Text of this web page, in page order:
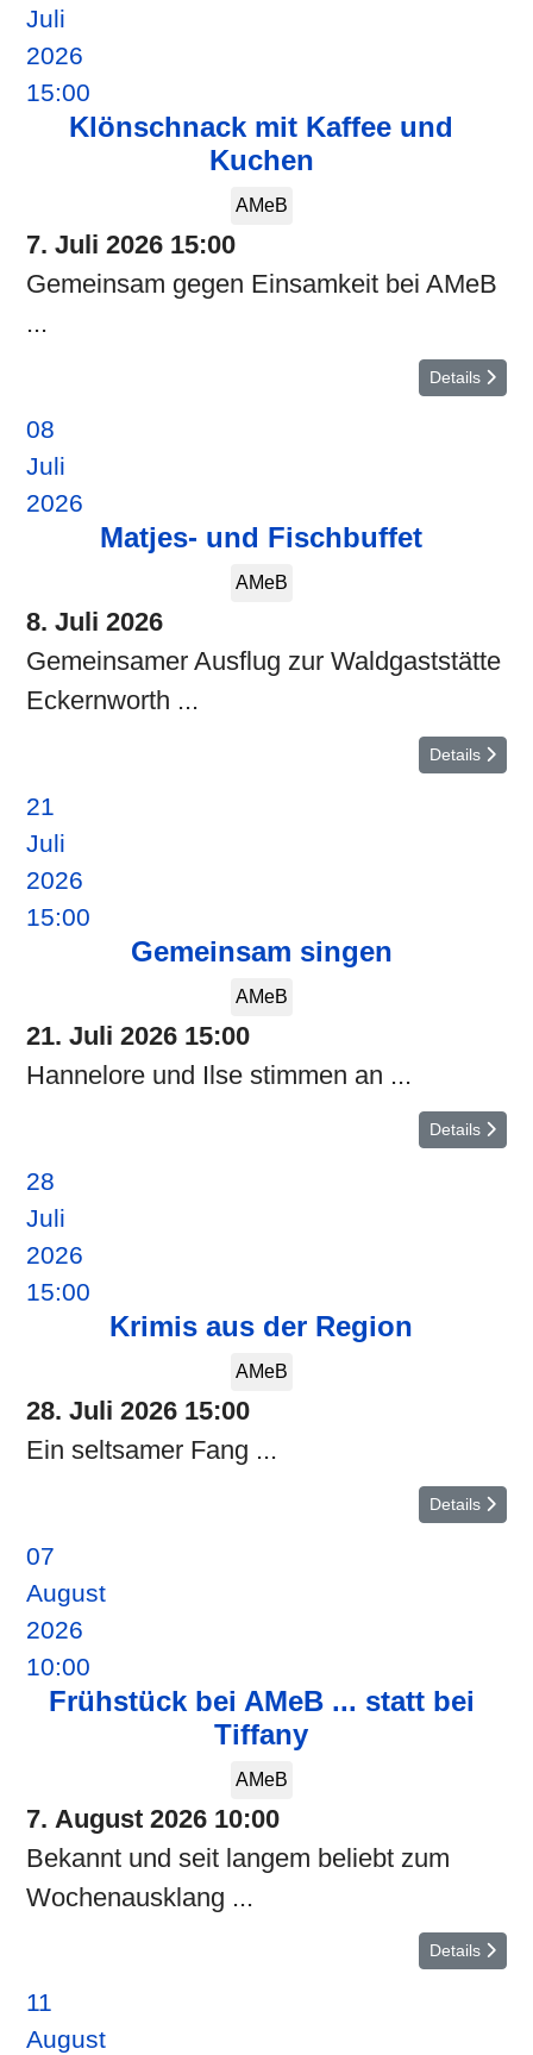
Juli
2026
15:00
Klönschnack mit Kaffee und
Kuchen
AMeB
7. Juli 2026 15:00
Gemeinsam gegen Einsamkeit bei AMeB
...
Details
08
Juli
2026
Matjes- und Fischbuffet
AMeB
8. Juli 2026
Gemeinsamer Ausflug zur Waldgaststätte
Eckernworth ...
Details
21
Juli
2026
15:00
Gemeinsam singen
AMeB
21. Juli 2026 15:00
Hannelore und Ilse stimmen an ...
Details
28
Juli
2026
15:00
Krimis aus der Region
AMeB
28. Juli 2026 15:00
Ein seltsamer Fang ...
Details
07
August
2026
10:00
Frühstück bei AMeB ... statt bei
Tiffany
AMeB
7. August 2026 10:00
Bekannt und seit langem beliebt zum
Wochenausklang ...
Details
11
August